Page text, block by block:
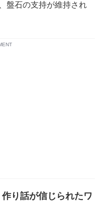
盤石の支持が維持され
作り話が信じられたワ